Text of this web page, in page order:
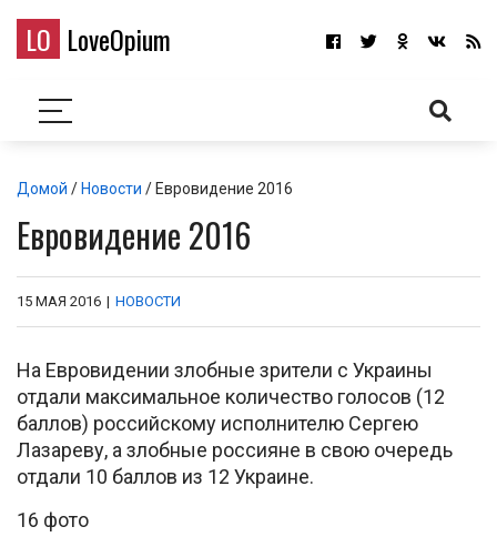
LO LoveOpium
Домой / Новости / Евровидение 2016
Евровидение 2016
15 МАЯ 2016 | НОВОСТИ
На Евровидении злобные зрители с Украины
отдали максимальное количество голосов (12
баллов) российскому исполнителю Сергею
Лазареву, а злобные россияне в свою очередь
отдали 10 баллов из 12 Украине.
16 фото